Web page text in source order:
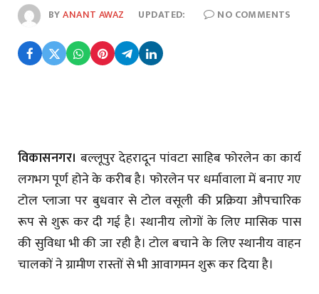
BYANANT AWAZ UPDATED: NO COMMENTS
विकासनगर। बल्लूपुर देहरादून पांवटा साहिब फोरलेन का कार्य
लगभग पूर्ण होने के करीब है। फोरलेन पर धर्मावाला में बनाए गए
टोल प्लाजा पर बुधवार से टोल वसूली की प्रक्रिया औपचारिक
रूप से शुरू कर दी गई है। स्थानीय लोगों के लिए मासिक पास
की सुविधा भी की जा रही है। टोल बचाने के लिए स्थानीय वाहन
चालकों ने ग्रामीण रास्तों से भी आवागमन शुरू कर दिया है।